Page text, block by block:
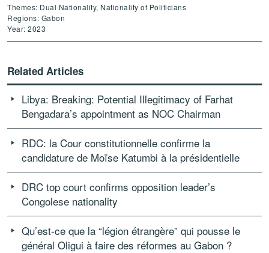
Themes: Dual Nationality, Nationality of Politicians
Regions: Gabon
Year: 2023
Related Articles
Libya: Breaking: Potential Illegitimacy of Farhat
Bengadara’s appointment as NOC Chairman
RDC: la Cour constitutionnelle confirme la
candidature de Moïse Katumbi à la présidentielle
DRC top court confirms opposition leader’s
Congolese nationality
Qu’est-ce que la “légion étrangère” qui pousse le
général Oligui à faire des réformes au Gabon ?